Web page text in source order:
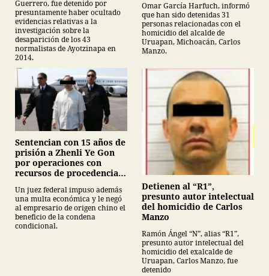
Guerrero, fue detenido por
presuntamente haber ocultado
evidencias relativas a la
investigación sobre la
desaparición de los 43
normalistas de Ayotzinapa en
2014.
Omar García Harfuch, informó
que han sido detenidas 31
personas relacionadas con el
homicidio del alcalde de
Uruapan, Michoacán, Carlos
Manzo.
Sentencian con 15 años de
prisión a Zhenli Ye Gon
por operaciones con
recursos de procedencia
Un juez federal impuso además
una multa económica y le negó
al empresario de origen chino el
beneficio de la condena
condicional.
Detienen al “R1”,
presunto autor intelectual
del homicidio de Carlos
Manzo
Ramón Ángel “N”, alias “R1”,
presunto autor intelectual del
homicidio del exalcalde de
Uruapan, Carlos Manzo, fue
detenido